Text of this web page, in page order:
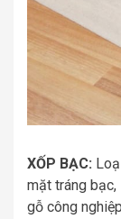
XỐP BẠC:
mặt tráng
gỗ công